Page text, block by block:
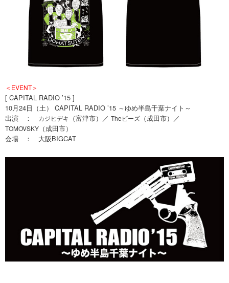
＜EVENT＞
[ CAPITAL RADIO ’15 ]
10月24日（土） CAPITAL RADIO ’15 ～ゆめ半島千葉ナイト～
出演 ：
カジヒデキ （富津市）／ Theピーズ （成田市）／
TOMOVSKY （成田市）
会場 ： 大阪BIGCAT